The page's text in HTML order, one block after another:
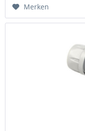
Merken